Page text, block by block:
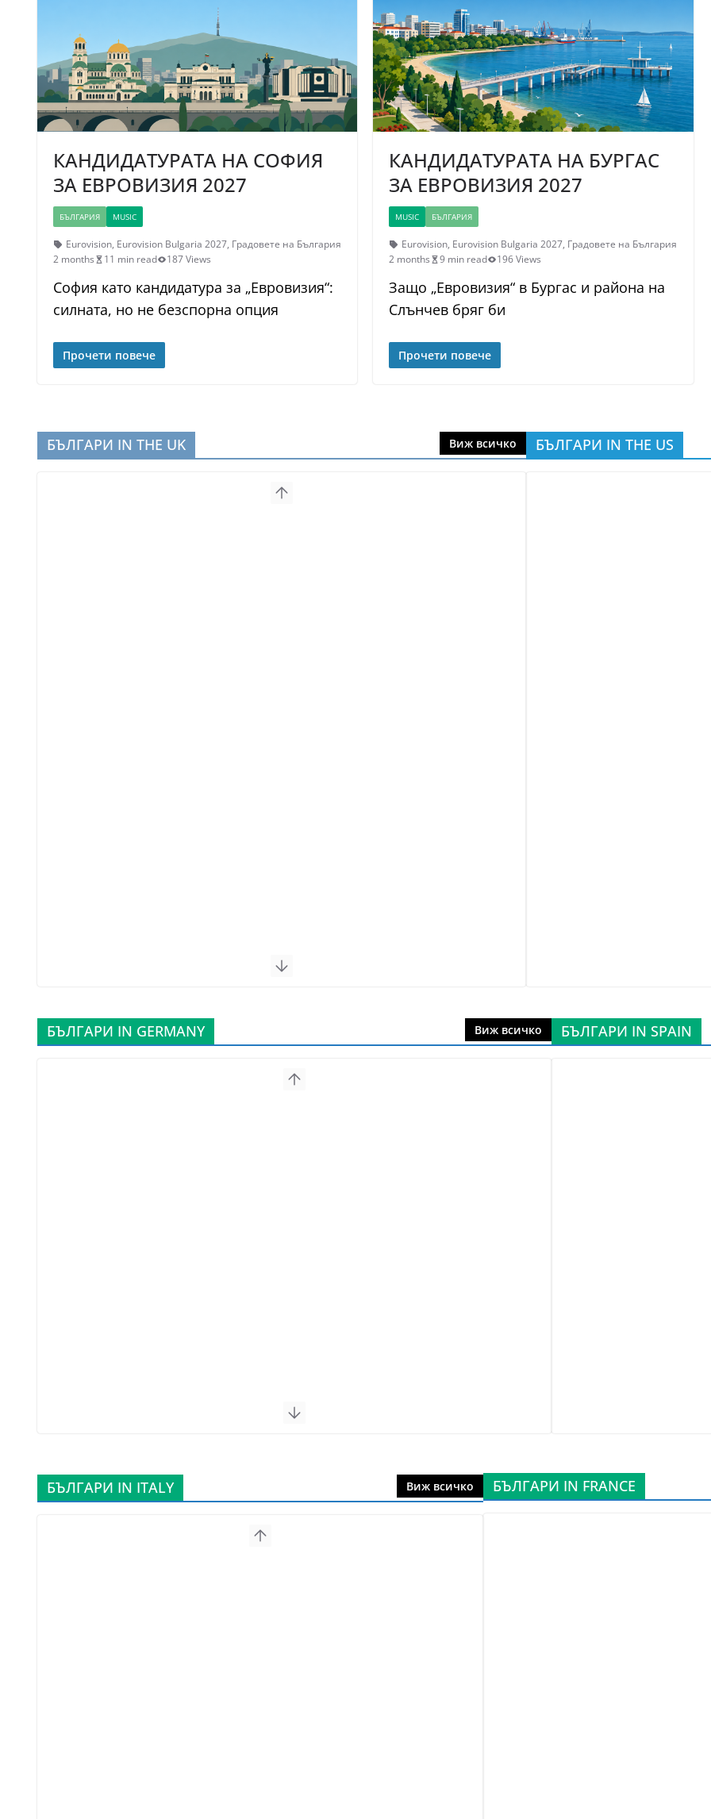
КАНДИДАТУРАТА НА СОФИЯ
ЗА ЕВРОВИЗИЯ 2027
БЪЛГАРИЯ MUSIC
Eurovision, Eurovision Bulgaria 2027, Градовете на България
2 months
11 min read 187 Views
София като кандидатура за „Евровизия“:
силната, но не безспорна опция
Прочети повече
КАНДИДАТУРАТА НА БУРГАС
ЗА ЕВРОВИЗИЯ 2027
MUSIC БЪЛГАРИЯ
Eurovision, Eurovision Bulgaria 2027, Градовете на България
2 months
9 min read 196 Views
Защо „Евровизия“ в Бургас и района на
Слънчев бряг би
Прочети повече
БЪЛГАРИ IN THE UK Виж всичко БЪЛГАРИ IN THE US
БЪЛГАРИ IN GERMANY Виж всичко БЪЛГАРИ IN SPAIN
БЪЛГАРИ IN ITALY Виж всичко БЪЛГАРИ IN FRANCE